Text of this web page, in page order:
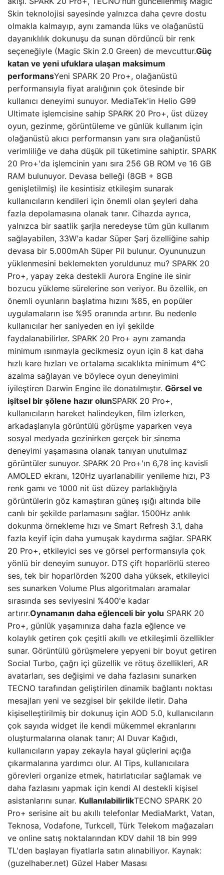
Skin teknolojisi sayesinde yalnızca daha çevre dostu
olmakla kalmayıp, aynı zamanda lüks ve olağanüstü
dayanıklılık dokunuşu da sunan dördüncü bir renk
seçeneğiyle (Magic Skin 2.0 Green) de mevcuttur.Güç
katan ve yeni ufuklara ulaşan maksimum
performansYeni SPARK 20 Pro+, olağanüstü
performansıyla fiyat aralığının çok ötesinde bir
kullanıcı deneyimi sunuyor. MediaTek'in Helio G99
Ultimate işlemcisine sahip SPARK 20 Pro+, üst düzey
oyun, gezinme, görüntüleme ve günlük kullanım için
olağanüstü akıcı performansın yanı sıra olağanüstü
verimliliğe ve daha düşük pil tüketimine sahiptir. SPARK
20 Pro+'da işlemcinin yanı sıra 256 GB ROM ve 16 GB
RAM bulunuyor. Devasa belleği (8GB + 8GB
genişletilmiş) ile kesintisiz etkileşim sunarak
kullanıcıların kendileri için önemli olan şeyleri daha
fazla depolamasına olanak tanır. Cihazda ayrıca,
yalnızca bir saatlik şarjla neredeyse tüm gün kullanım
sağlayabilen, 33W'a kadar Süper Şarj özelliğine sahip
devasa bir 5.000mAh Süper Pil bulunur. Oyununuzun
yüklenmesini beklemekten yoruldunuz mu? SPARK 20
Pro+, yapay zeka destekli Aurora Engine ile sinir
bozucu yükleme sürelerine son veriyor. Bu özellik, en
önemli oyunların başlatma hızını %85, en popüler
uygulamaların ise %95 oranında artırır. Bu nedenle
kullanıcılar her saniyeden en iyi şekilde
faydalanabilirler. SPARK 20 Pro+ aynı zamanda
minimum ısınmayla gecikmesiz oyun için 8 kat daha
hızlı kare hızları ve ortalama sıcaklıkta minimum 4°C
azalma sağlayan ve böylece oyun deneyimini
iyileştiren Darwin Engine ile donatılmıştır. Görsel ve
işitsel bir şölene hazır olunSPARK 20 Pro+,
kullanıcıların hareket halindeyken, film izlerken,
arkadaşlarıyla görüntülü görüşme yaparken veya
sosyal medyada gezinirken gerçek bir sinema
deneyimi yaşamasına olanak tanıyan unutulmaz
görüntüler sunuyor. SPARK 20 Pro+'ın 6,78 inç kavisli
AMOLED ekranı, 120Hz uyarlanabilir yenileme hızı, P3
renk gamı ​​ve 1000 nit üst düzey parlaklığıyla
görüntülerin göz kamaştıran güneş ışığı altında bile
canlı bir şekilde parlamasını sağlar. 1500Hz anlık
dokunma örnekleme hızı ve Smart Refresh 3.1, daha
fazla keyif için daha yumuşak kaydırma sağlar. SPARK
20 Pro+, etkileyici ses ve görsel performansıyla çok
yönlü bir deneyim sunuyor. DTS çift hoparlörlü stereo
ses, tek bir hoparlörden %200 daha yüksek, etkileyici
ses sunarken Volume Plus algoritmaları aramalar
sırasında ses seviyesini %400'e kadar
artırır.Oynamanın daha eğlenceli bir yolu SPARK 20
Pro+, günlük yaşamınıza daha fazla eğlence ve
kolaylık getiren çok çeşitli akıllı ve etkileşimli özellikler
sunar. Görüntülü görüşmelere yepyeni bir boyut getiren
Social Turbo, çağrı içi güzellik ve rötuş özellikleri, AR
avatarları, ses değişimi ve daha fazlasını sunarken
TECNO tarafından geliştirilen dinamik bağlantı noktası
mesajları yeni ve sezgisel bir şekilde iletir. Daha
kişiselleştirilmiş bir dokunuş için AOD 5.0, kullanıcıların
çok sayıda widget ile kendi mükemmel ekranlarını
oluşturmalarına olanak tanır; AI Duvar Kağıdı,
kullanıcıların yapay zekayla hayal güçlerini açığa
çıkarmalarına yardımcı olur. AI Tips, kullanıcılara
görevleri organize etmek, hatırlatıcılar sağlamak ve
daha fazlasını yapmak için kendi AI destekli kişisel
asistanlarını sunar. KullanılabilirlikTECNO SPARK 20
Pro+ serisine ait bu akıllı telefonlar MediaMarkt, Vatan,
Teknosa, Vodafone, Turkcell, Türk Telekom mağazaları
ve online satış noktalarından KDV dahil 18 bin 999
TL'den başlayan fiyatlarla satın alınabiliyor. Kaynak:
(guzelhaber.net) Güzel Haber Masası